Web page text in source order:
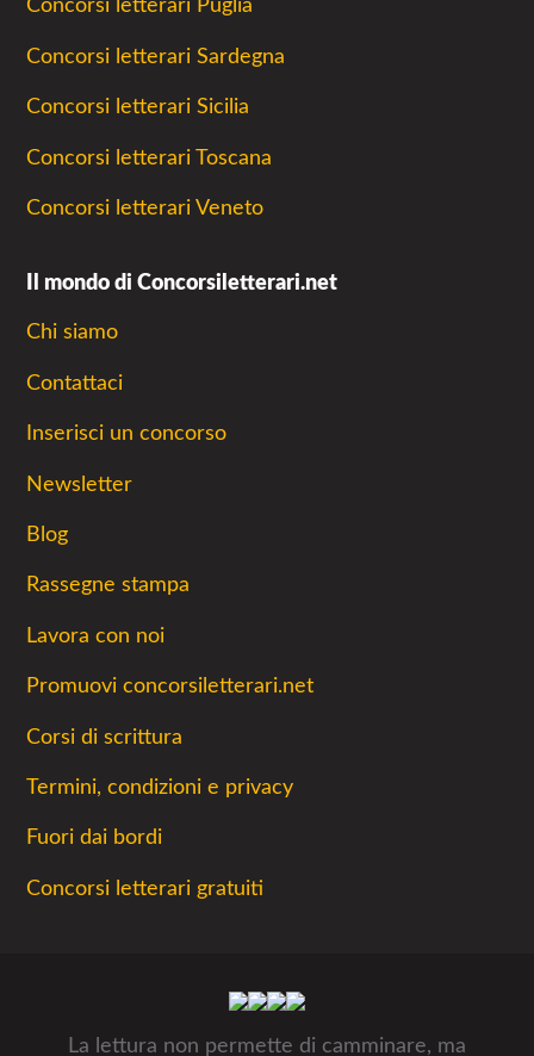
Concorsi letterari Puglia
Concorsi letterari Sardegna
Concorsi letterari Sicilia
Concorsi letterari Toscana
Concorsi letterari Veneto
Il mondo di Concorsiletterari.net
Chi siamo
Contattaci
Inserisci un concorso
Newsletter
Blog
Rassegne stampa
Lavora con noi
Promuovi concorsiletterari.net
Corsi di scrittura
Termini, condizioni e privacy
Fuori dai bordi
Concorsi letterari gratuiti
La lettura non permette di camminare, ma